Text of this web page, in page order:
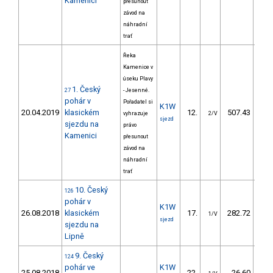
přesunout
závod na
náhradní
trať
20.04.2019
27 1. Český
pohár v
klasickém
sjezdu na
Kamenici
Řeka
Kamenice v
úseku Plavy
- Jesenné.
Pořadatel si
vyhrazuje
právo
přesunout
závod na
náhradní
trať
K1W
sjezd
12. 2/V 507.43
26.08.2018
126 10. Český
pohár v
klasickém
sjezdu na
Lipně
K1W
sjezd
17. 1/V 282.72
124 9. Český
pohár ve
K1W